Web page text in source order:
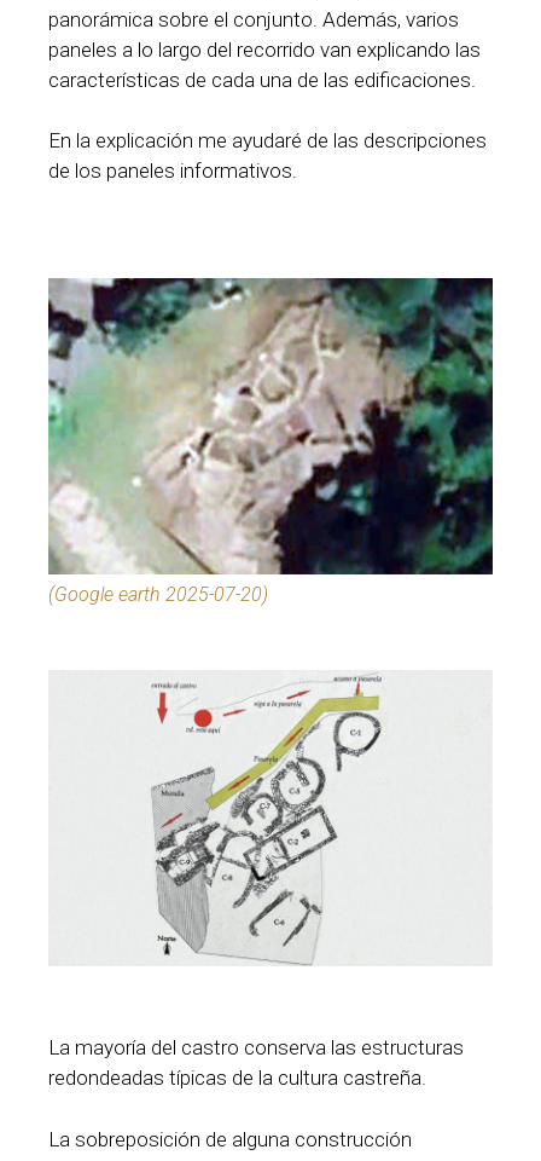
panorámica sobre el conjunto. Además, varios
paneles a lo largo del recorrido van explicando las
características de cada una de las edificaciones.
En la explicación me ayudaré de las descripciones
de los paneles informativos.
(Google earth 2025-07-20)
La mayoría del castro conserva las estructuras
redondeadas típicas de la cultura castreña.
La sobreposición de alguna construcción